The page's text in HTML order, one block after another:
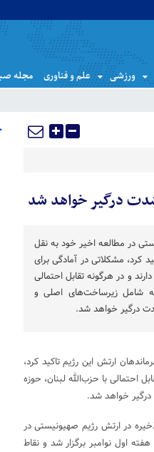
ورزشی علم و فناوری مجله
شدت درگیر خواهد شد
در مطالعه اخیر خود به نقل
کرد، مشکلاتی در آمادگی برای
و در هرگونه تقابل احتمالی
که شامل زیرساخت‌های اصلی و
درگیر خواهد شد.
ارتش این رژیم تاکید کرد،
احتمالی با حزب‌الله لبنان، حوزه
خواهد شد.
در ارتش رژیم صهیونیستی در
اول نوامبر برگزار شد و نقاط